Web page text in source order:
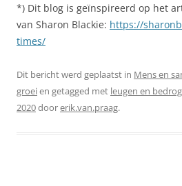
*) Dit blog is geïnspireerd op het
van Sharon Blackie: https://
times/
Dit bericht werd geplaatst in Mens en
groeien getagged met leugen en bedrog
2020doorerik.van.praag.